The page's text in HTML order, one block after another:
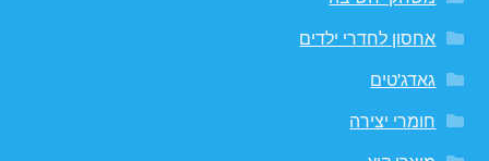
אחסון לחדרי ילדים
גאדג'טים
חומרי יצירה